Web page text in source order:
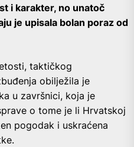
i karakter, no unatoč
je upisala bolan poraz od
taktičkog
obilježila je
u završnici, koja je
o tome je li Hrvatskoj
pogodak i uskraćena